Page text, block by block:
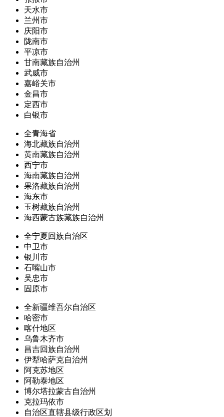
天水市
兰州市
庆阳市
陇南市
平凉市
甘南藏族自治州
武威市
嘉峪关市
金昌市
定西市
白银市
全青海省
海北藏族自治州
黄南藏族自治州
西宁市
海南藏族自治州
果洛藏族自治州
海东市
玉树藏族自治州
海西蒙古族藏族自治州
全宁夏回族自治区
中卫市
银川市
石嘴山市
吴忠市
固原市
全新疆维吾尔自治区
哈密市
喀什地区
乌鲁木齐市
昌吉回族自治州
伊犁哈萨克自治州
阿克苏地区
阿勒泰地区
博尔塔拉蒙古自治州
克拉玛依市
自治区直辖县级行政区划